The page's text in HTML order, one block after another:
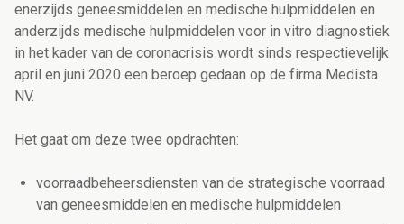
enerzijds geneesmiddelen en medische hulpmiddelen en
anderzijds medische hulpmiddelen voor in vitro diagnostiek
in het kader van de coronacrisis wordt sinds respectievelijk
april en juni 2020 een beroep gedaan op de firma Medista
NV.
Het gaat om deze twee opdrachten:
voorraadbeheersdiensten van de strategische voorraad
van geneesmiddelen en medische hulpmiddelen